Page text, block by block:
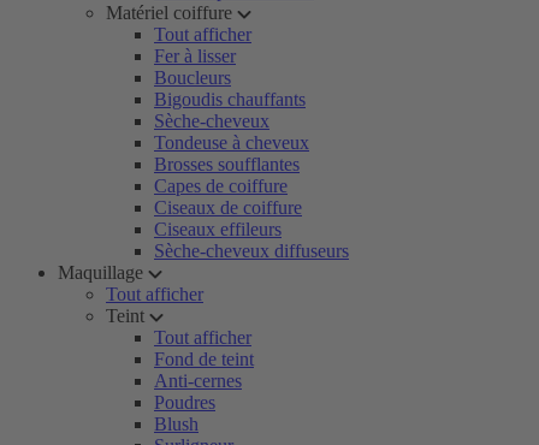
Matériel coiffure
Tout afficher
Fer à lisser
Boucleurs
Bigoudis chauffants
Sèche-cheveux
Tondeuse à cheveux
Brosses soufflantes
Capes de coiffure
Ciseaux de coiffure
Ciseaux effileurs
Sèche-cheveux diffuseurs
Maquillage
Tout afficher
Teint
Tout afficher
Fond de teint
Anti-cernes
Poudres
Blush